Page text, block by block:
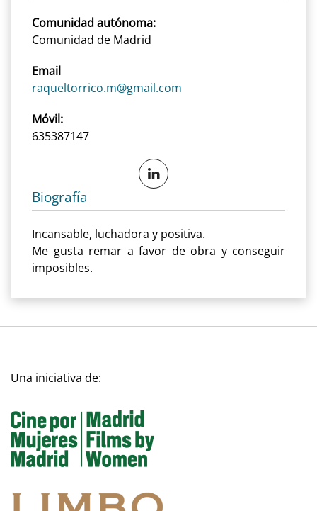
Comunidad autónoma:
Comunidad de Madrid
Email
raqueltorrico.m@gmail.com
Móvil:
635387147
Biografía
Incansable, luchadora y positiva.
Me gusta remar a favor de obra y conseguir
imposibles.
Una iniciativa de: